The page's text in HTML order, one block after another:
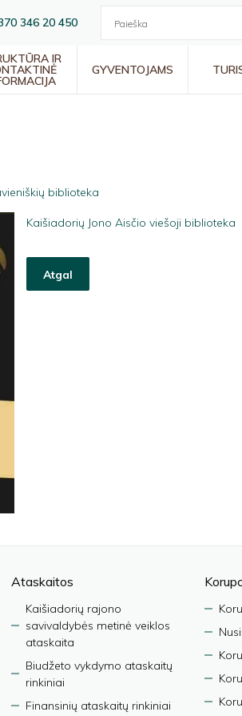
346 20 450
IR
GYVENTOJAMS
biblioteka
Kaišiadorių Jono Aisčio viešoji biblioteka
Atgal
Ataskaitos
Kaišiadorių rajono
savivaldybės metinė veiklos
ataskaita
Biudžeto vykdymo ataskaitų
rinkiniai
Finansinių ataskaitų rinkiniai